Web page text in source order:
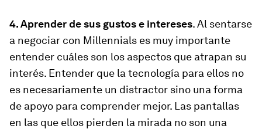
4. Aprender de sus gustos e intereses. Al sentarse
a negociar con Millennials es muy importante
entender cuáles son los aspectos que atrapan su
interés. Entender que la tecnología para ellos no
es necesariamente un distractor sino una forma
de apoyo para comprender mejor. Las pantallas
en las que ellos pierden la mirada no son una